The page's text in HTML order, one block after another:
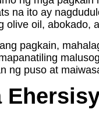
na ito ay
olive oil, abokado,
pagkain,
ng puso at